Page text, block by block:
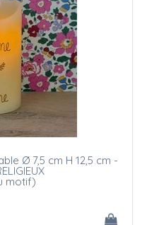
Ø 7,5 cm H 12,5 cm -
motif)